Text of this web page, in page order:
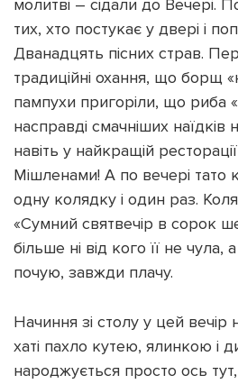
молитві – сідали до Вечері.
тих, хто постукає у двері і
Дванадцять пісних страв.
традиційні охання, що борщ
пампухи пригоріли, що риба
насправді смачніших
навіть у найкращій
Мішленами! А по вечері тато
одну колядку і один раз.
«Сумний святвечір в сорок
більше ні від кого її не чула,
почую, завжди плачу.
Начиння зі столу у цей вечір
хаті пахло кутею, ялинкою і
народжується просто ось